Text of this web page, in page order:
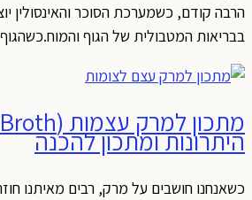
הרבה קודם, כשמערכת הסוכר והאינסולין
בבריאות המטבולית של הגוף
היתרונות ומתכון להכנה
כשאנחנו חושבים על מרק, רבים מאיתנו